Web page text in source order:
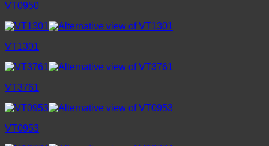
VT0950
VT1301
VT3761
VT0953